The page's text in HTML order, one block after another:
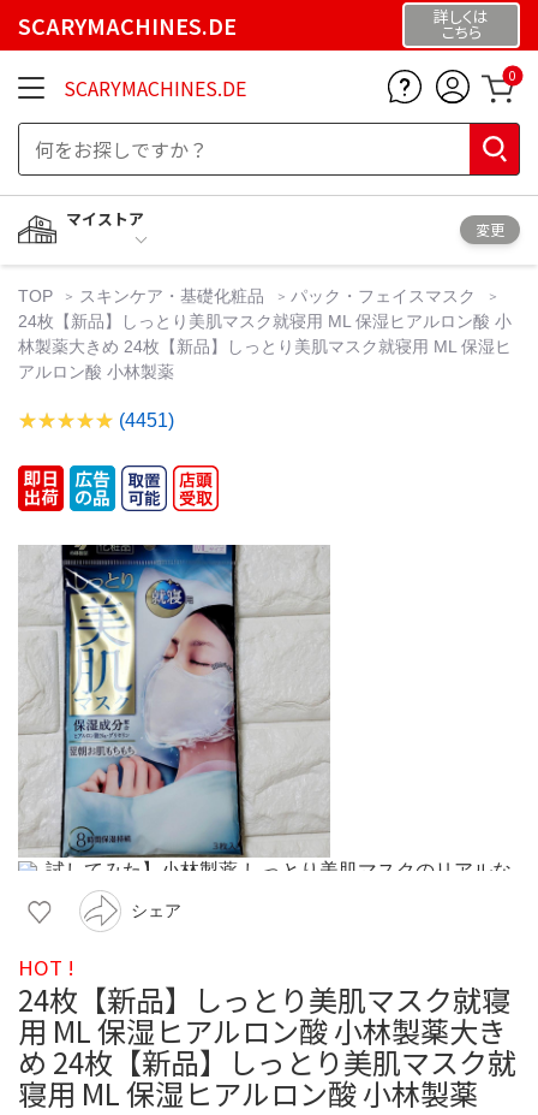
SCARYMACHINES.DE 詳しくは
こちら
SCARYMACHINES.DE 0
マイストア
変更
TOP スキンケア・基礎化粧品
パック・フェイスマスク
24枚【新品】しっとり美肌マスク就寝用 ML 保湿ヒアルロン酸 小
林製薬大きめ 24枚【新品】しっとり美肌マスク就寝用 ML 保湿ヒ
アルロン酸 小林製薬
(4451)
シェア
HOT !
24枚【新品】しっとり美肌マスク就寝
用 ML 保湿ヒアルロン酸 小林製薬大き
め 24枚【新品】しっとり美肌マスク就
寝用 ML 保湿ヒアルロン酸 小林製薬